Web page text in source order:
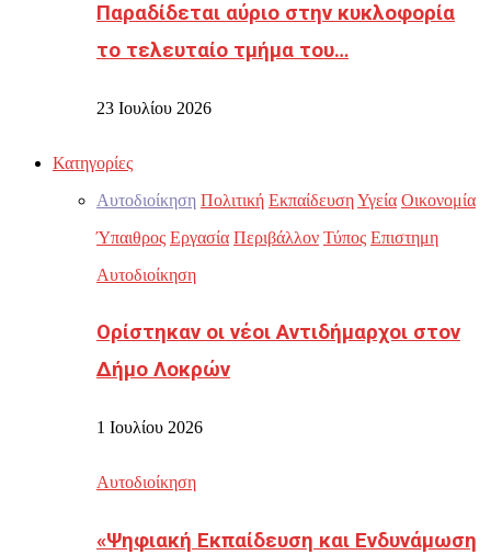
Παραδίδεται αύριο στην κυκλοφορία
το τελευταίο τμήμα του…
23 Ιουλίου 2026
Κατηγορίες
Αυτοδιοίκηση Πολιτική ΕκπαίδευσηΥγεία Οικονομία
Ύπαιθρος Εργασία Περιβάλλον Τύπος Επιστημη
Αυτοδιοίκηση
Ορίστηκαν οι νέοι Αντιδήμαρχοι στον
Δήμο Λοκρών
1 Ιουλίου 2026
Αυτοδιοίκηση
«Ψηφιακή Εκπαίδευση και Ενδυνάμωση